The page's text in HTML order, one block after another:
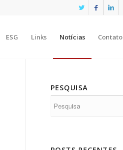
ESG Links Notícias Contato
PESQUISA